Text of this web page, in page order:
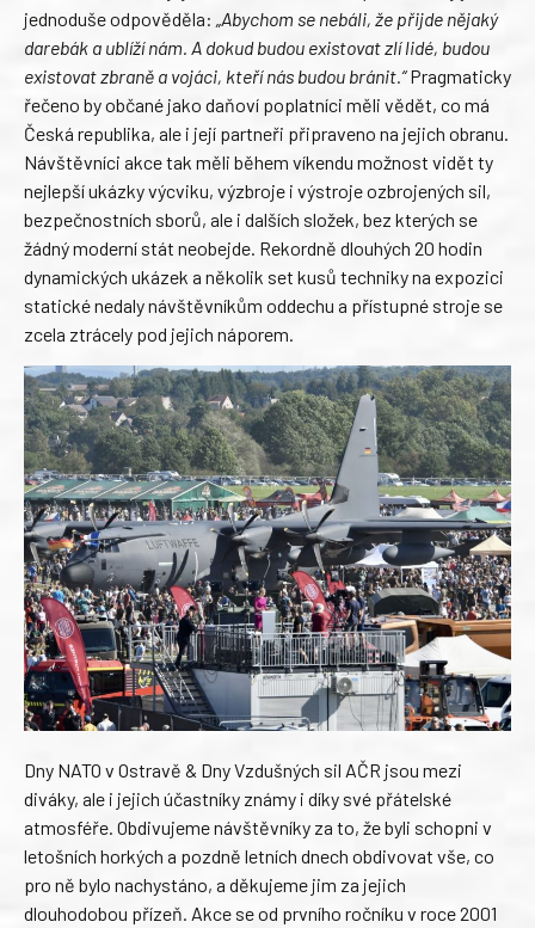
jednoduše odpověděla: „Abychom se nebáli, že přijde nějaký
darebák a ublíží nám. A dokud budou existovat zlí lidé, budou
existovat zbraně a vojáci, kteří nás budou bránit.“Pragmaticky
řečeno by občané jako daňoví poplatníci měli vědět, co má
Česká republika, ale i její partneři připraveno na jejich obranu.
Návštěvníci akce tak měli během víkendu možnost vidět ty
nejlepší ukázky výcviku, výzbroje i výstroje ozbrojených sil,
bezpečnostních sborů, ale i dalších složek, bez kterých se
žádný moderní stát neobejde. Rekordně dlouhých 20 hodin
dynamických ukázek a několik set kusů techniky na expozici
statické nedaly návštěvníkům oddechu a přístupné stroje se
zcela ztrácely pod jejich náporem.
Dny NATO v Ostravě & Dny Vzdušných sil AČR jsou mezi
diváky, ale i jejich účastníky známy i díky své přátelské
atmosféře. Obdivujeme návštěvníky za to, že byli schopni v
letošních horkých a pozdně letních dnech obdivovat vše, co
pro ně bylo nachystáno, a děkujeme jim za jejich
dlouhodobou přízeň. Akce se od prvního ročníku v roce 2001